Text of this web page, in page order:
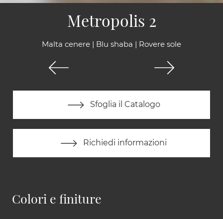
Malta cenere | Blu shaba | Rovere sole
Sfoglia il Catalogo
Richiedi informazioni
Metropolis 2
Colori e finiture